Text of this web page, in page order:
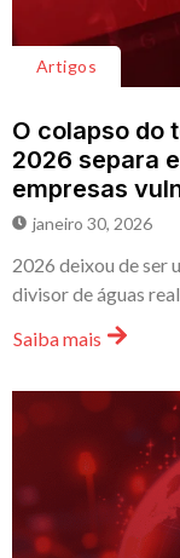
Artigos
O colapso do
2026 separa
empresas
janeiro 30, 2026
2026 deixou de ser
divisor de águas real
Saiba mais